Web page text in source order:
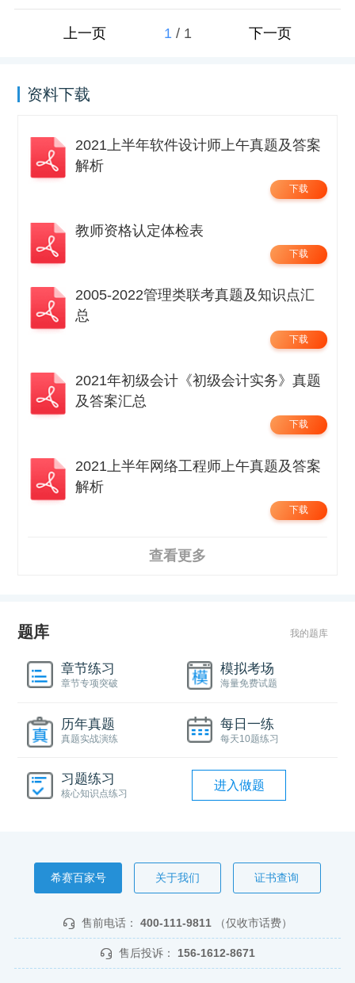
上一页 1 / 1 下一页
资料下载
2021上半年软件设计师上午真题及答案
解析
下载
教师资格认定体检表
下载
2005-2022管理类联考真题及知识点汇
总
下载
2021年初级会计《初级会计实务》真题
及答案汇总
下载
2021上半年网络工程师上午真题及答案
解析
下载
查看更多
题库 我的题库
章节练习
章节专项突破
模拟考场
海量免费试题
历年真题
真题实战演练
每日一练
每天10题练习
习题练习
核心知识点练习
进入做题
希赛百家号 关于我们 证书查询
售前电话： 400-111-9811 （仅收市话费）
售后投诉： 156-1612-8671